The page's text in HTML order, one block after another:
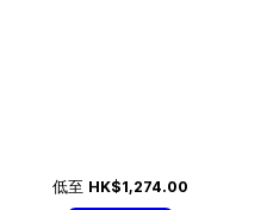
低至 HK$1,274.00